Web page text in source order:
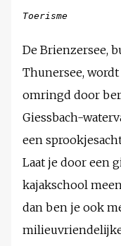
Toerisme
De Brienzersee,
Thunersee,
omringd door
Giessbach-
een
Laat je door een
kajakschool
dan ben je ook